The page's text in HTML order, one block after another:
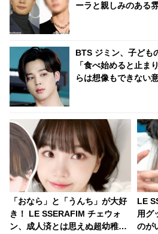
ーラと親しみのある
BTS ジミン、子ども
「食べ始めると止ま
らは想像もできない
「おなら」と「うんち」が大好
き！ LE SSERAFIM チェウォ
ン、成人済とは思えぬ超幼稚な
LE
用グ
のが